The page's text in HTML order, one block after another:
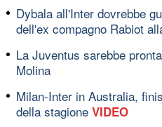
Dybala all'Inter dovrebbe
dell'ex compagno Rabiot
La Juventus sarebbe
Molina
Milan-Inter in Australia,
della stagione VIDEO